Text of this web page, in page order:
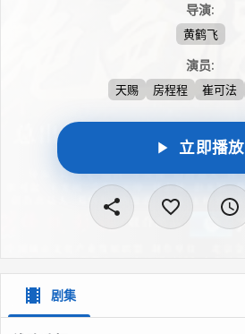
导演:
黄鹤飞
演员:
天赐 房程程 崔可法
立即播放
剧集